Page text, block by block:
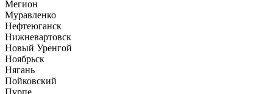
Мегион
Муравленко
Нефтеюганск
Нижневартовск
Новый Уренгой
Ноябрьск
Нягань
Пойковский
Пурпе